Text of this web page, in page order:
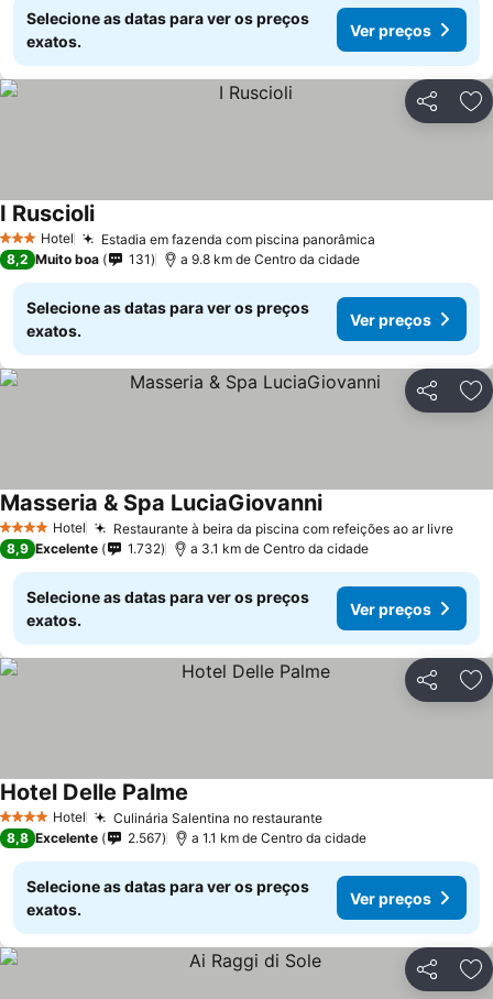
Selecione as datas para ver os preços
exatos.
Ver preços
Partilhar
3 EstrelasHotel Estadia em fazenda com piscina panorâmica
I Ruscioli
8,2 Muito boa 131 a 9.8 km de Centro da cidade
Selecione as datas para ver os preços
exatos.
Ver preços
Partilhar
4 EstrelasHotel Restaurante à beira da piscina com refeições ao ar livre
Masseria & Spa LuciaGiovanni
8,9 Excelente 1.732 a 3.1 km de Centro da cidade
Selecione as datas para ver os preços
exatos.
Ver preços
Partilhar
4 EstrelasHotel Culinária Salentina no restaurante
Hotel Delle Palme
8,8 Excelente 2.567 a 1.1 km de Centro da cidade
Selecione as datas para ver os preços
exatos.
Ver preços
Partilhar